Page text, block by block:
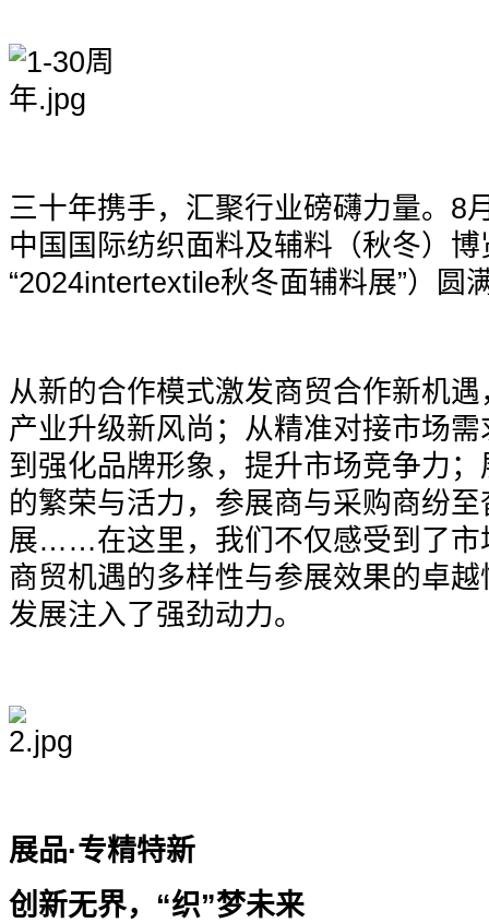
三十年携手，汇聚行业磅礴力量。8
中国国际纺织面料及辅料（秋冬）
“2024intertextile秋冬面辅料展”）圆
从新的合作模式激发商贸合作新机
产业升级新风尚；从精准对接市场
到强化品牌形象，提升市场竞争力
的繁荣与活力，参展商与采购商纷
展……在这里，我们不仅感受到了市
商贸机遇的多样性与参展效果的卓
发展注入了强劲动力。
展品·专精特新
创新无界，“织”梦未来